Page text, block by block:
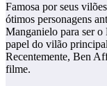
Famosa por seus
ótimos personagens
Manganielo para ser
papel do vilão
Recentemente, Ben
filme.